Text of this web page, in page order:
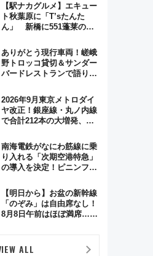
【駅ナカグルメ】エキュー
ト秋葉原に「T’sたんた
ん」 新橋に551蓬莱の
オムライス専門店「肉とた
まご」新グルメ続々登場！
【2026年8月】
ありがとう現行車両！嵯峨
野トロッコ貸切＆サンダー
バードレストランで語り合
原トシヒロと行く！9月13
日「京都の鉄道満喫ツア
ー」開催
2026年9月東京メトロダイ
ヤ改正！銀座線・丸ノ内線
で合計212本の大増発、混
南海電鉄がなにわ筋線に乗
り入れる「次期空港特急」
の導入を決定！ピニンファ
デザイン
【明日から】お盆の新幹線
「のぞみ」は自由席なし！
8月8日午前はほぼ満席…で
「空席」探しのコツ
ALL